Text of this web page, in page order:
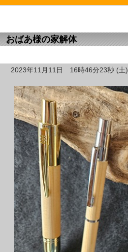
おばあ様の家解体
2023年11月11日 16時46分23秒 (土)